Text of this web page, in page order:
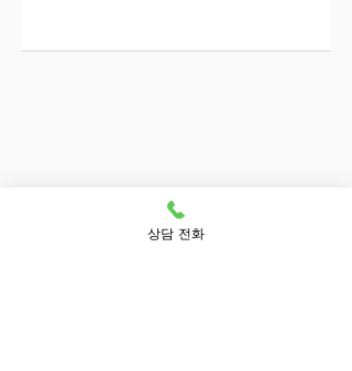
상담 전화